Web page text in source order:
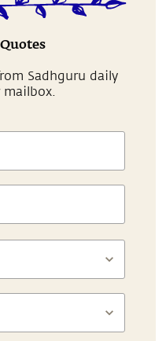
Sadhguru daily